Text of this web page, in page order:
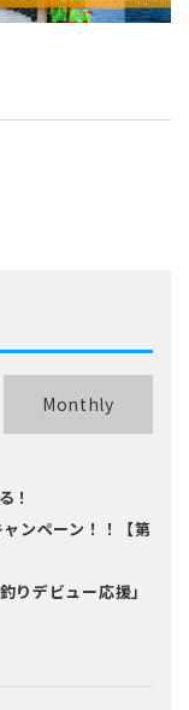
Monthly
！
ンペーン！！【第
りデビュー応援」